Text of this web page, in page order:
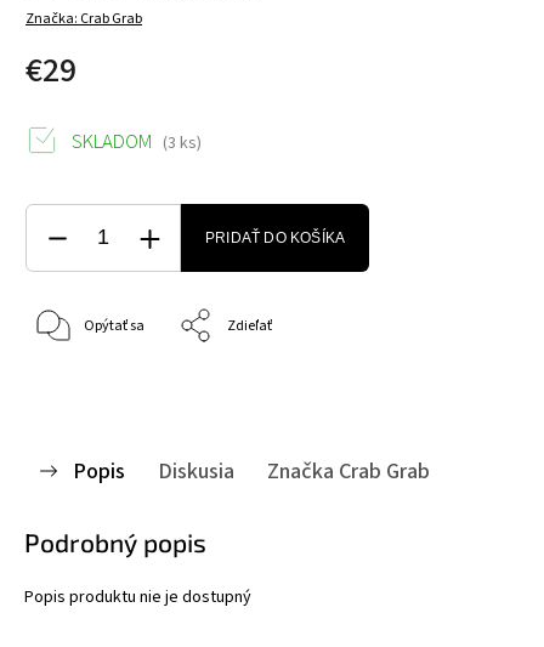
Značka: Crab Grab
€29
SKLADOM (3 ks)
PRIDAŤ DO KOŠÍKA
Opýtať sa Zdieľať
Popis Diskusia Značka Crab Grab
Podrobný popis
Popis produktu nie je dostupný